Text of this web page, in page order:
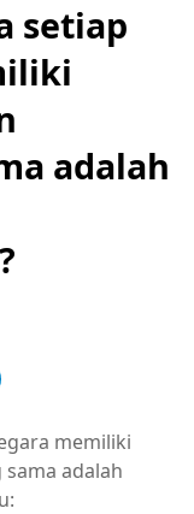
setiap
adalah
memiliki
adalah